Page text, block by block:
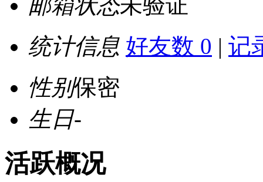
邮箱状态未验证
统计信息 好友数 0 | 记
性别保密
生日-
活跃概况